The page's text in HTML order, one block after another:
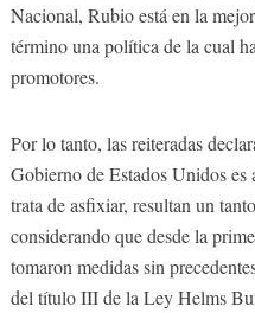
Nacional, Rubio está en la
término una política de la cual
promotores.
Por lo tanto, las reiteradas
Gobierno de Estados Unidos es
trata de asfixiar, resultan un
considerando que desde la
tomaron medidas sin
del título III de la Ley Helms